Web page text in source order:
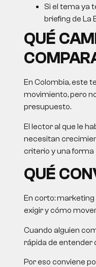
Si el tema ya
briefing de La
QUÉ
En Colombia, este
movimiento, pero
presupuesto.
El lector al que le
necesitan
criterio y una
QUÉ
En corto:marketing
exigir y cómo
Cuando alguien
rápida de entender
Por eso conviene